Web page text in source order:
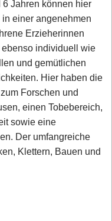
Jahren können hier
einer angenehmen
Erzieherinnen
individuell wie
und gemütlichen
Hier haben die
Forschen und
einen Tobebereich,
sowie eine
Der umfangreiche
Klettern, Bauen und